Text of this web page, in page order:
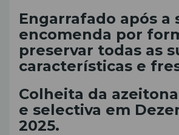
Engarrafado após a
encomenda por
preservar todas as
características e
Colheita da
e selectiva em
2025.